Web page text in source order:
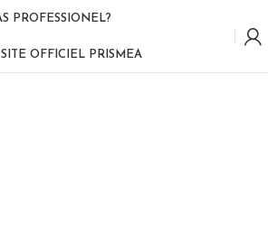
PROFESSIONEL?
OFFICIEL PRISMEA